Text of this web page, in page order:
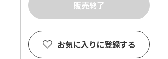
お気に入りに登録する